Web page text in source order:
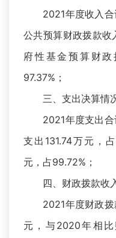
2021年度收入合
公共预算财政拨款
府性基金预算财政
97.37%；
三、支出决算情
2021年度支出合
支出131.74万元，
元，占99.72%；
四、财政拨款收入
2021年度财政拨
元，与2020年相